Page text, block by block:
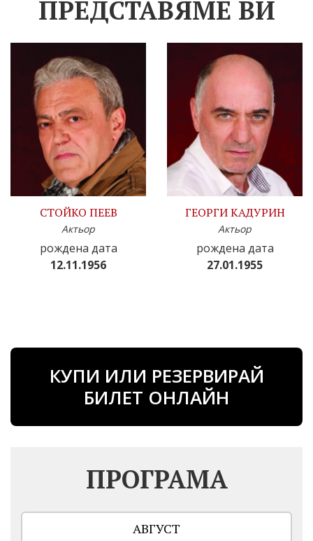
ПРЕДСТАВЯМЕ ВИ
СТОЙКО ПЕЕВ
Актьор
рождена дата
12.11.1956
ГЕОРГИ КАДУРИН
Актьор
рождена дата
27.01.1955
КУПИ ИЛИ РЕЗЕРВИРАЙ
БИЛЕТ ОНЛАЙН
ПРОГРАМА
АВГУСТ